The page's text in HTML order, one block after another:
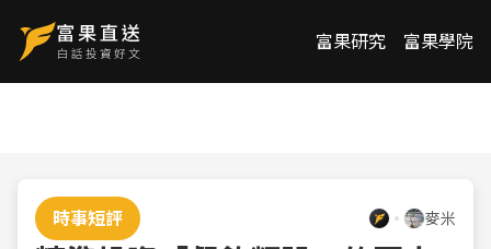
富果研究 富果學院
時事短評 麥米